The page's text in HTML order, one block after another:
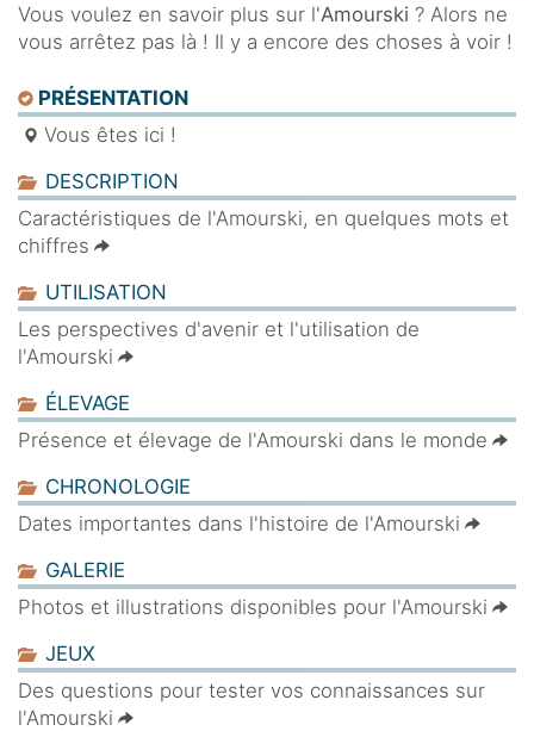
Vous voulez en savoir plus sur l'Amourski ? Alors ne
vous arrêtez pas là ! Il y a encore des choses à voir !
PRÉSENTATION
Vous êtes ici !
DESCRIPTION
Caractéristiques de l'Amourski, en quelques mots et
chiffres
UTILISATION
Les perspectives d'avenir et l'utilisation de
l'Amourski
ÉLEVAGE
Présence et élevage de l'Amourski dans le monde
CHRONOLOGIE
Dates importantes dans l'histoire de l'Amourski
GALERIE
Photos et illustrations disponibles pour l'Amourski
JEUX
Des questions pour tester vos connaissances sur
l'Amourski